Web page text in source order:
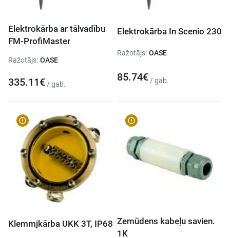
Elektrokārba ar tālvadību
FM-ProfiMaster
Ražotājs: OASE
335.11€ / gab.
Elektrokārba In Scenio 230
Ražotājs: OASE
85.74€ / gab.
Klemmjkārba UKK 3T, IP68 Zemūdens kabeļu savien.
1K